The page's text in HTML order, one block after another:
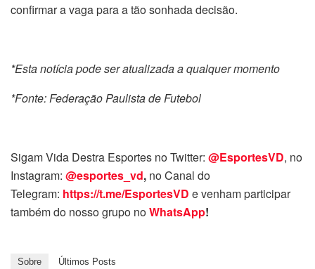
confirmar a vaga para a tão sonhada decisão.
*Esta notícia pode ser atualizada a qualquer momento
*Fonte: Federação Paulista de Futebol
Sigam Vida Destra Esportes no Twitter: @EsportesVD, no
Instagram: @esportes_vd, no Canal do
Telegram: https://t.me/EsportesVD e venham participar
também do nosso grupo noWhatsApp!
Sobre Últimos Posts